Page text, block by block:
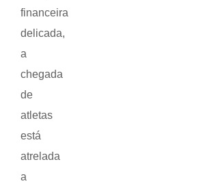
financeira
delicada,
a
chegada
de
atletas
está
atrelada
a